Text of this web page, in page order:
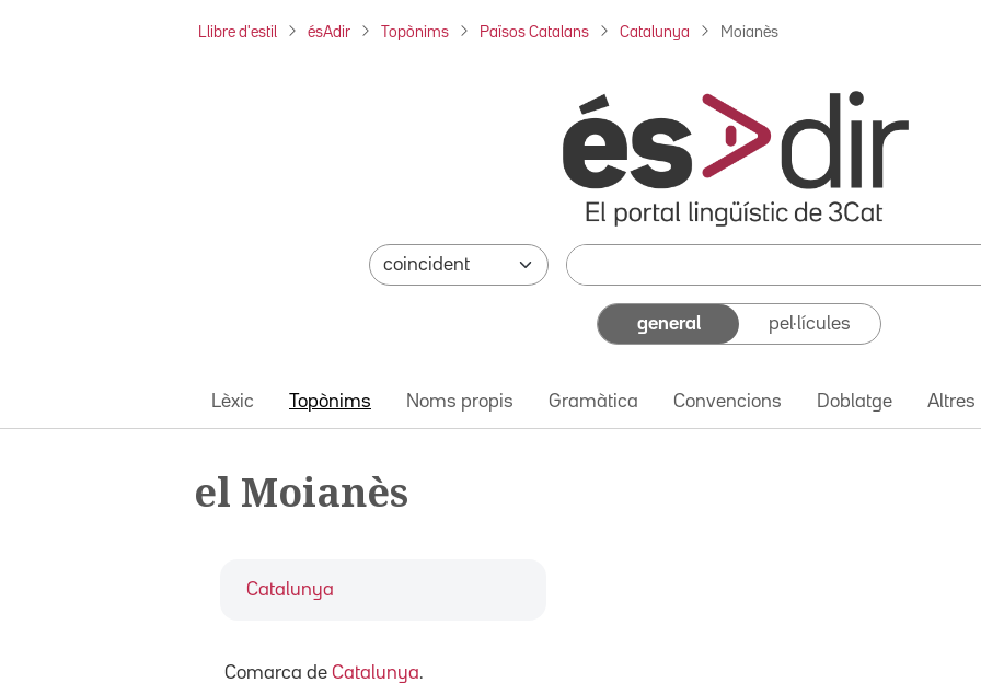
Llibre d'estil ésAdir Topònims Països Catalans Catalunya Moianès
general pel·lícules
Lèxic Topònims Noms propis Gramàtica Convencions Doblatge Altres
el Moianès
Catalunya
Comarca de Catalunya.